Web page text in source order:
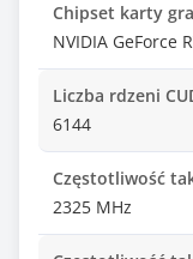
Chipset karty
NVIDIA GeForce
Liczba rdzeni
6144
Częstotliwość
2325 MHz